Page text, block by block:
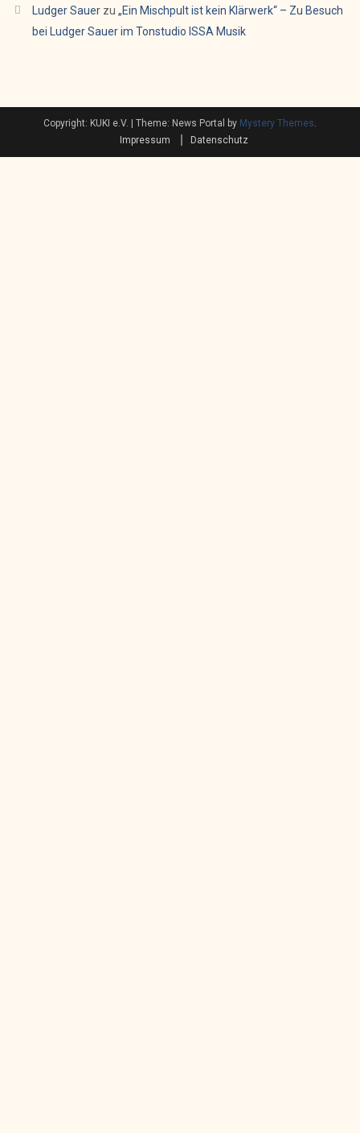
Ludger Sauerzu „Ein Mischpult ist kein Klärwerk“ – Zu Besuch
bei Ludger Sauer im Tonstudio ISSA Musik
Copyright: KUKI e.V. | Theme: News Portal by Mystery Themes
Impressum
Datenschutz